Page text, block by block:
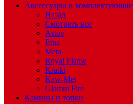
Аксессуары и комплектующие
Назад
Смотреть все
Astov
Etna
Meta
Royal Flame
Kratki
Kaw-Met
Glamm Fire
Камины и топки